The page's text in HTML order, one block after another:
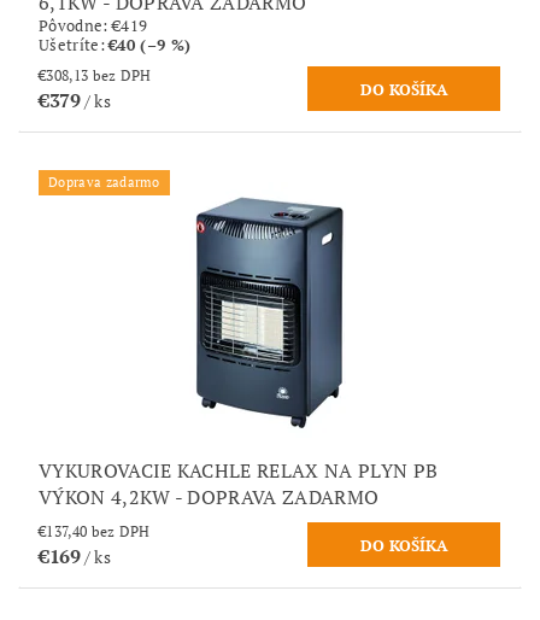
Pôvodne:€419
Ušetríte:€40 (–9 %)
€308,13 bez DPH
€379/ ks
Doprava zadarmo
VYKUROVACIE KACHLE RELAX NA PLYN PB
VÝKON 4,2KW - DOPRAVA ZADARMO
€137,40 bez DPH
€169/ ks